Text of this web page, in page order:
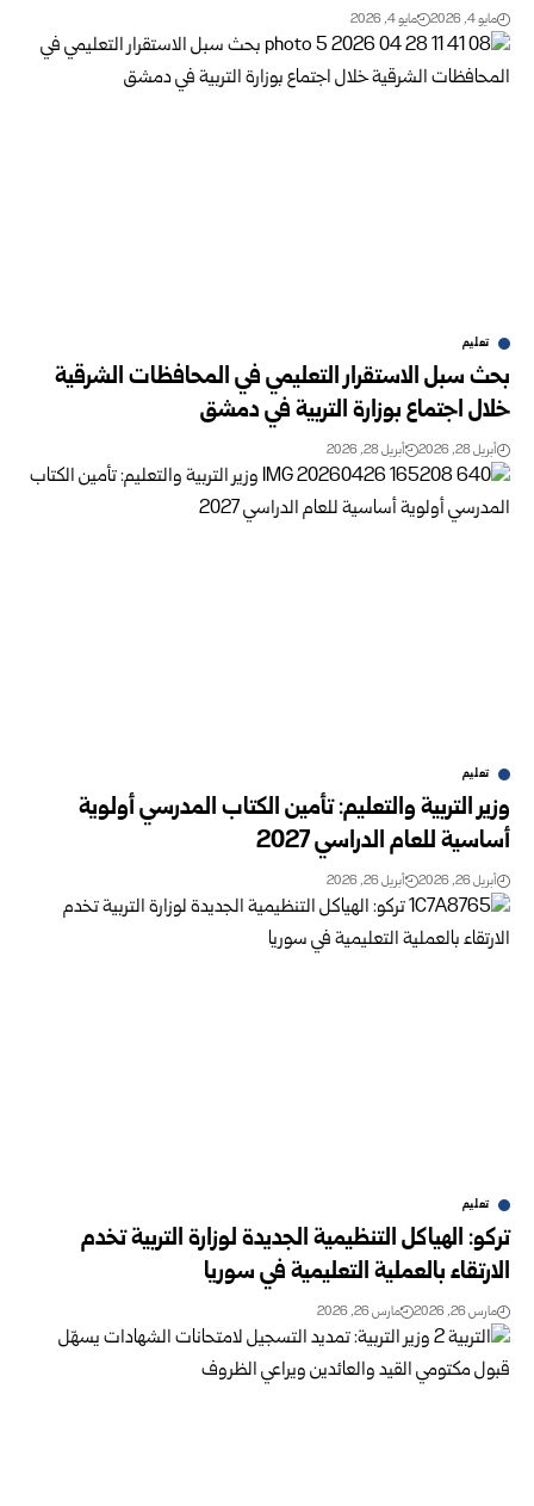
مايو 4, 2026 مايو 4, 2026
تعليم
بحث سبل الاستقرار التعليمي في المحافظات الشرقية
خلال اجتماع بوزارة التربية في دمشق
أبريل 28, 2026 أبريل 28, 2026
تعليم
وزير التربية والتعليم: تأمين الكتاب المدرسي أولوية
أساسية للعام الدراسي 2027
أبريل 26, 2026 أبريل 26, 2026
تعليم
تركو: الهياكل التنظيمية الجديدة لوزارة التربية تخدم
الارتقاء بالعملية التعليمية في سوريا
مارس 26, 2026 مارس 26, 2026